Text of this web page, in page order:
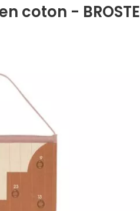
coton - BROSTE